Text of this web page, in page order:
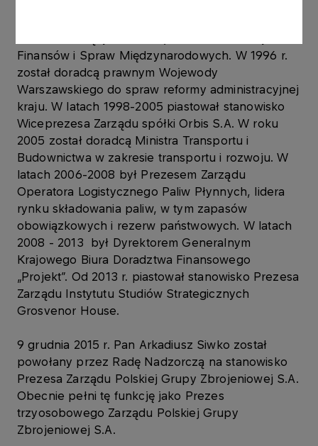
Finansów i Spraw Międzynarodowych. W 1996 r.
został doradcą prawnym Wojewody
Warszawskiego do spraw reformy administracyjnej
kraju. W latach 1998-2005 piastował stanowisko
Wiceprezesa Zarządu spółki Orbis S.A. W roku
2005 został doradcą Ministra Transportu i
Budownictwa w zakresie transportu i rozwoju. W
latach 2006-2008 był Prezesem Zarządu
Operatora Logistycznego Paliw Płynnych, lidera
rynku składowania paliw, w tym zapasów
obowiązkowych i rezerw państwowych. W latach
2008 - 2013 był Dyrektorem Generalnym
Krajowego Biura Doradztwa Finansowego
„Projekt”. Od 2013 r. piastował stanowisko Prezesa
Zarządu Instytutu Studiów Strategicznych
Grosvenor House.
9 grudnia 2015 r. Pan Arkadiusz Siwko został
powołany przez Radę Nadzorczą na stanowisko
Prezesa Zarządu Polskiej Grupy Zbrojeniowej S.A.
Obecnie pełni tę funkcję jako Prezes
trzyosobowego Zarządu Polskiej Grupy
Zbrojeniowej S.A.